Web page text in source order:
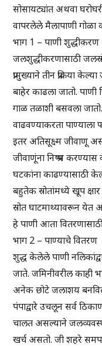
सोसायट्यांत अथवा
वापरलेले मैलापाणी
भाग 1 – पाणी शुद्धीकरण
जलशुद्धीकरणासाठी
प्रामुख्याने तीन प्रक्रिया
बाहेर काढला जातो.
गाळ तळाशी बसवला जातो.
वाढवण्याकरता पाण्याला
इतर अतिसूक्ष्म जीवाणू
जीवाणूंना निष्प्रभ करण्यास
घटकांना काढण्यासाठी
बहुतेक स्रोतांमध्ये खूप
स्रोत घाटमाथ्यावरून
हे पाणी आता
भाग 2 – पाण्याचे वितरण
शुद्ध केलेले पाणी
जाते. जमिनीवरील
अनेक छोटे जलाशय
पंपाद्वारे उचलून सर्व
चालत असल्याने
खर्च असतो. जी शहरे